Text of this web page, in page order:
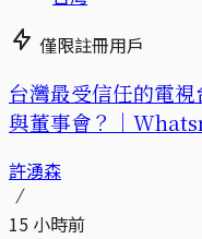
僅限註冊用戶
台灣最受信任的電
與董事會？｜
許湧森
15 小時前